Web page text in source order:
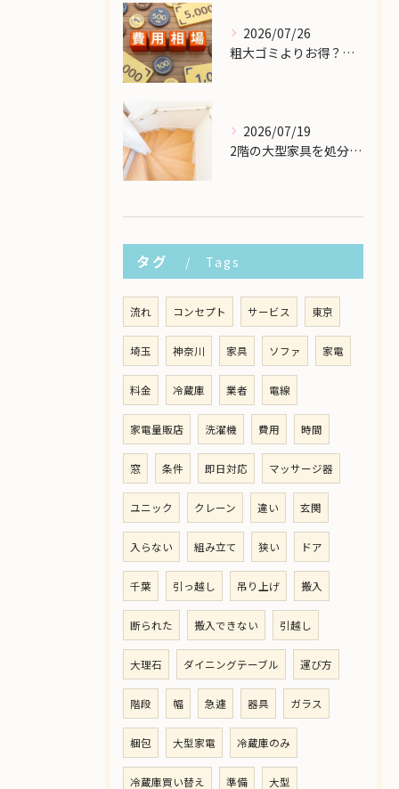
2026/07/26
粗大ゴミよりお得？大型家具の処分業者にかかる費用相場を解説
2026/07/19
2階の大型家具を処分したい！狭い階段から安全に下ろす方法
タグ Tags
流れ コンセプト サービス 東京
埼玉 神奈川 家具 ソファ 家電
料金 冷蔵庫 業者 電線
家電量販店 洗濯機 費用 時間
窓 条件 即日対応 マッサージ器
ユニック クレーン 違い 玄関
入らない 組み立て 狭い ドア
千葉 引っ越し 吊り上げ 搬入
断られた 搬入できない 引越し
大理石 ダイニングテーブル 運び方
階段 幅 急遽 器具 ガラス
梱包 大型家電 冷蔵庫のみ
冷蔵庫買い替え 準備 大型